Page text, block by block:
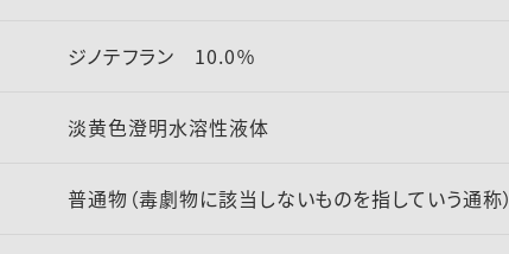
ジノテフラン 10.0％
淡黄色澄明水溶性液体
普通物（毒劇物に該当しないものを指していう通称）